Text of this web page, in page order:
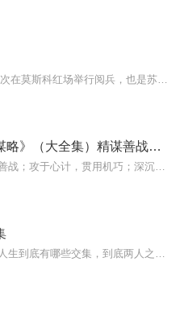
《林彪传之兵法谋略》（大全集）精谋善战的林彪